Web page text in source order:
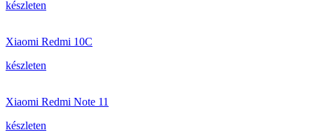
készleten
Xiaomi Redmi 10C
készleten
Xiaomi Redmi Note 11
készleten